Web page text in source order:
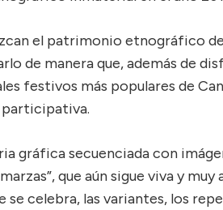
el patrimonio etnográfico
de manera que, además de
festivos más populares de
gráfica secuenciada con
que aún sigue viva y
se celebra, las variantes, los